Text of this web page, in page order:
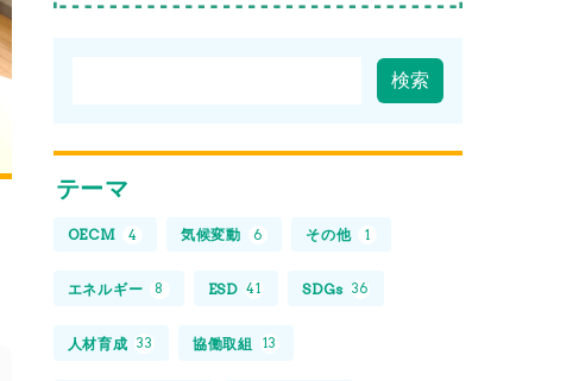
テーマ
OECM 4 気候変動 6 その他 1
エネルギー 8 ESD 41 SDGs 36
人材育成 33 協働取組 13